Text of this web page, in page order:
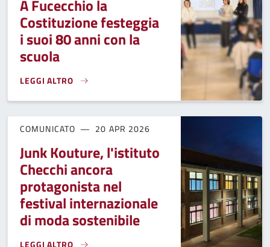
A Fucecchio la
Costituzione festeggia
i suoi 80 anni con la
scuola
LEGGI ALTRO
A FUCECCHIO LA COSTITUZIONE FESTEGGIA I SUOI 80 ANNI
COMUNICATO 20 APR 2026
Junk Kouture, l'istituto
Checchi ancora
protagonista nel
festival internazionale
di moda sostenibile
LEGGI ALTRO